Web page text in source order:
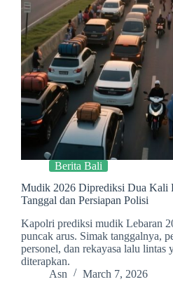
Berita Bali
Mudik 2026 Diprediksi Dua Kali
Tanggal dan Persiapan Polisi
Kapolri prediksi mudik Lebaran
puncak arus. Simak tanggalnya,
personel, dan rekayasa lalu lintas
diterapkan.
Asn
March 7, 2026